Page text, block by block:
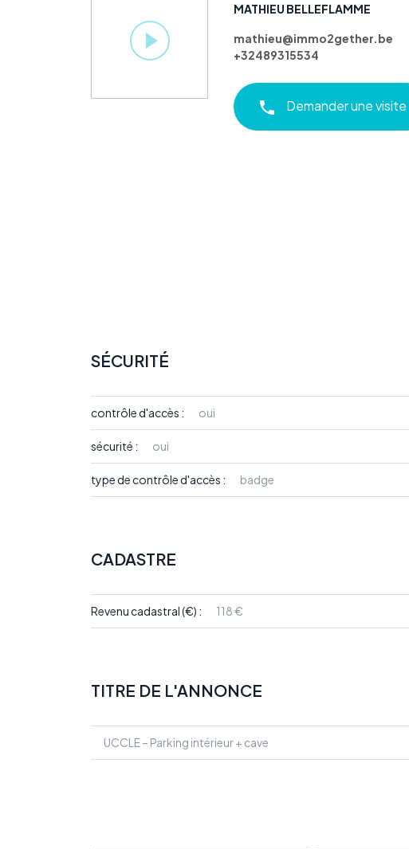
MATHIEU BELLEFLAMME
mathieu@immo2gether.be
+32489315534
Demander une visite
SÉCURITÉ
contrôle d'accès : oui
sécurité : oui
type de contrôle d'accès : badge
CADASTRE
Revenu cadastral (€) : 118 €
TITRE DE L'ANNONCE
UCCLE – Parking intérieur + cave